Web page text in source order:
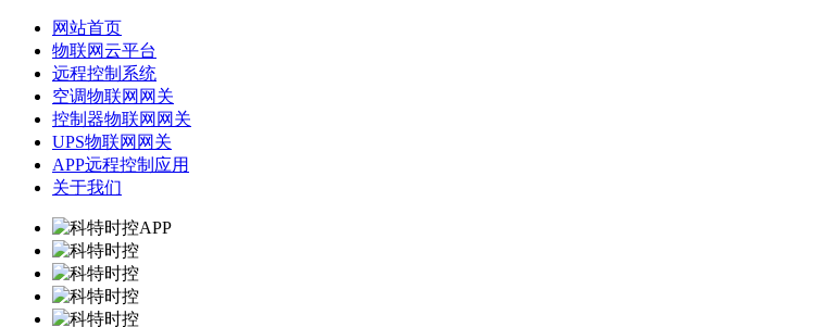
网站首页
物联网云平台
远程控制系统
空调物联网网关
控制器物联网网关
UPS物联网网关
APP远程控制应用
关于我们